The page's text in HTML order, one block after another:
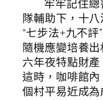
牢牢記住
隊輔助下，十
“七步法+九不評
隨機應變培養
六年夜特點財
這時，咖啡館
個村平易近成為